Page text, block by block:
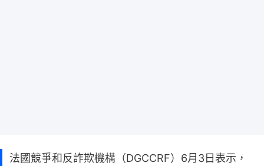
法國競爭和反詐欺機構（DGCCRF）6月3日表示，